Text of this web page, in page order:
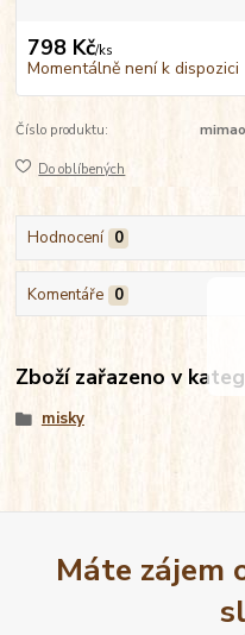
798 Kč/ks
Momentálně není k dispozici
Číslo produktu:
Do oblíbených
Hodnocení 0
Komentáře 0
Zboží zařazeno v
misky
Máte zájem